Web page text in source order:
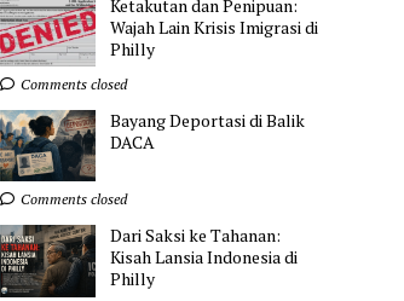
Ketakutan dan Penipuan:
Wajah Lain Krisis Imigrasi di
Philly
Comments closed
Bayang Deportasi di Balik
DACA
Comments closed
Dari Saksi ke Tahanan:
Kisah Lansia Indonesia di
Philly